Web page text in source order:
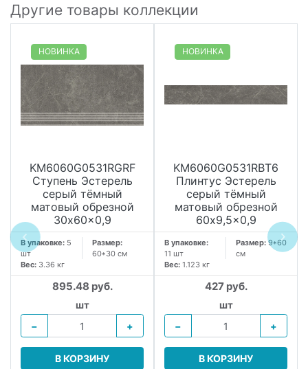
Другие товары коллекции
НОВИНКА
KM6060G0531RGRF
Ступень Эстерель
серый тёмный
матовый обрезной
30x60x0,9
В упаковке: 5
шт
Размер:
60*30 см
Вес: 3.36 кг
895.48 руб.
шт
−
+
В КОРЗИНУ
НОВИНКА
KM6060G0531RBT6
Плинтус Эстерель
серый тёмный
матовый обрезной
60x9,5x0,9
В упаковке:
11 шт
Размер:9*60
см
Вес: 1.123 кг
427 руб.
шт
−
+
В КОРЗИНУ